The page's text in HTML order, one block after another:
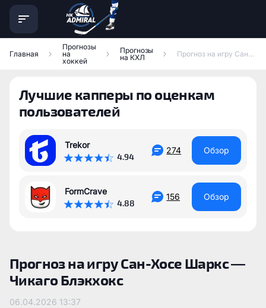
Главная
Прогнозы
на
хоккей
Прогнозы
на КХЛ
Прогноз на игру Сан-Хосе Шаркс — Чикаго Блэкхокс
Лучшие капперы по оценкам
пользователей
Trekor
4.94
274 Обзор
FormCrave
4.88
156 Обзор
Прогноз на игру Сан-Хосе Шаркс —
Чикаго Блэкхокс
06.04.2026 13:37